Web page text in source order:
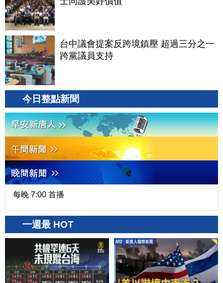
台中議會提案反跨境鎮壓 超過三分之一
跨黨議員支持
今日整點新聞
每晚 7:00 首播
一週最 HOT